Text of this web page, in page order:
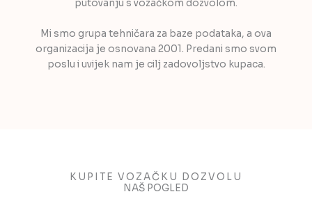
putovanju s vozačkom dozvolom.
Mi smo grupa tehničara za baze podataka, a ova
organizacija je osnovana 2001. Predani smo svom
poslu i uvijek nam je cilj zadovoljstvo kupaca.
KUPITE VOZAČKU DOZVOLU
NAŠ POGLED